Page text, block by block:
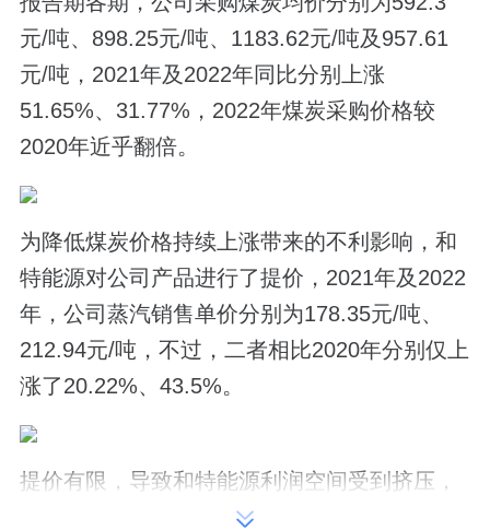
元/吨、898.25元/吨、1183.62元/吨及957.61
元/吨，2021年及2022年同比分别上涨
51.65%、31.77%，2022年煤炭采购价格较
2020年近乎翻倍。
为降低煤炭价格持续上涨带来的不利影响，和
特能源对公司产品进行了提价，2021年及2022
年，公司蒸汽销售单价分别为178.35元/吨、
212.94元/吨，不过，二者相比2020年分别仅上
涨了20.22%、43.5%。
提价有限，导致和特能源利润空间受到挤压，
2020年-2022年，公司热电联产业务主营业务